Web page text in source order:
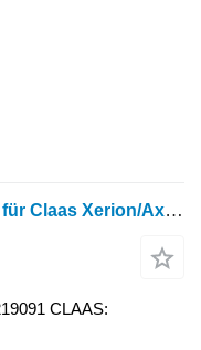
Claas 05026940 Hydraulikpumpe für Claas Xerion/Axion/CLAAS Radtraktor
CLAAS: